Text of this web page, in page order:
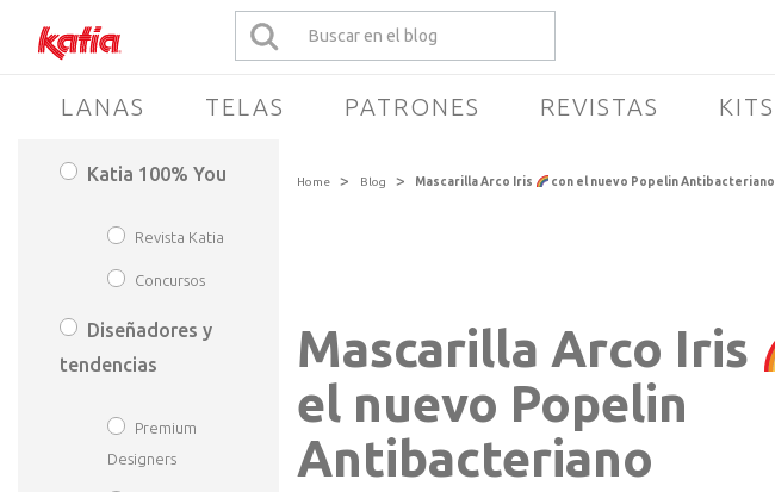
LANAS TELAS PATRONES REVISTAS KITS
Katia 100% You
Revista Katia
Concursos
Diseñadores y
tendencias
Premium
Designers
Home > Blog > Mascarilla Arco Iris con el nuevo Popelin Antibacteriano
Mascarilla Arco Iris
el nuevo Popelin
Antibacteriano